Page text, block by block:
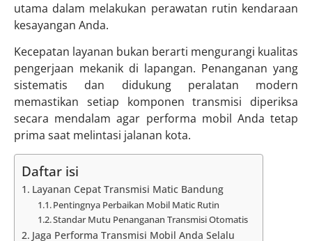
utama dalam melakukan perawatan rutin kendaraan
kesayangan Anda.
Kecepatan layanan bukan berarti mengurangi kualitas
pengerjaan mekanik di lapangan. Penanganan yang
sistematis dan didukung peralatan modern
memastikan setiap komponen transmisi diperiksa
secara mendalam agar performa mobil Anda tetap
prima saat melintasi jalanan kota.
Daftar isi
Layanan Cepat Transmisi Matic Bandung
Pentingnya Perbaikan Mobil Matic Rutin
Standar Mutu Penanganan Transmisi Otomatis
Jaga Performa Transmisi Mobil Anda Selalu